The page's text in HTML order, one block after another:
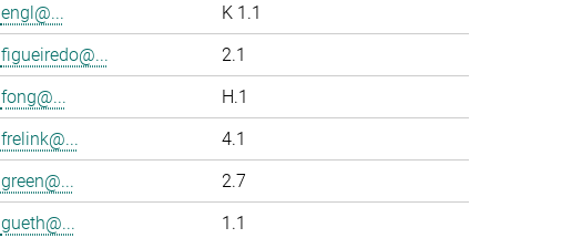
engl@...
K 1.1
figueiredo@...
2.1
fong@...
H.1
frelink@...
4.1
green@...
2.7
gueth@...
1.1